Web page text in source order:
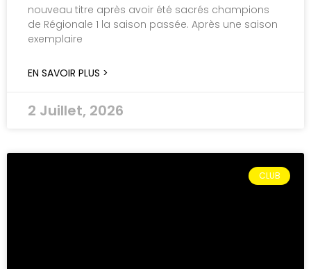
nouveau titre après avoir été sacrés champions
de Régionale 1 la saison passée. Après une saison
exemplaire
EN SAVOIR PLUS >
2 Juillet, 2026
CLUB